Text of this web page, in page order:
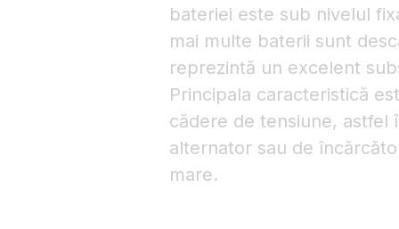
bateriei este sub nivelul
mai multe baterii sunt
reprezintă un excelent
Principala caracteristică
cădere de tensiune, astfel
alternator sau de
mare.